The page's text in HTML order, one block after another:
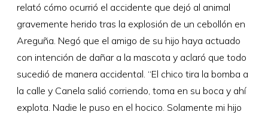
relató cómo ocurrió el accidente que dejó al animal
gravemente herido tras la explosión de un cebollón en
Areguña. Negó que el amigo de su hijo haya actuado
con intención de dañar a la mascota y aclaró que todo
sucedió de manera accidental. “El chico tira la bomba a
la calle y Canela salió corriendo, toma en su boca y ahí
explota. Nadie le puso en el hocico. Solamente mi hijo